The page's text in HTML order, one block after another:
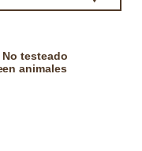
No testeado
en animales